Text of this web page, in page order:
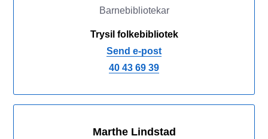
Barnebibliotekar
Trysil folkebibliotek
Send e-post
40 43 69 39
Marthe Lindstad